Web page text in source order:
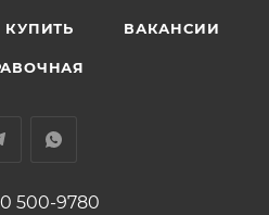
КУПИТЬ ВАКАНСИИ
500-9780